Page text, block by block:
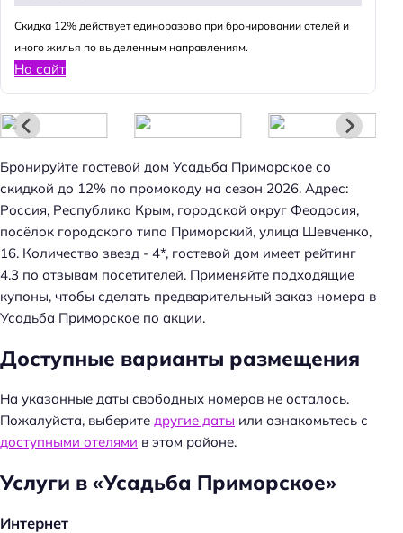
Cкидка 12% действует единоразово при бронировании отелей и
иного жилья по выделенным направлениям.
На сайт
Бронируйте гостевой дом Усадьба Приморское со
скидкой до 12% по промокоду на сезон 2026. Адрес:
Россия, Республика Крым, городской округ Феодосия,
посёлок городского типа Приморский, улица Шевченко,
16. Количество звезд - 4*, гостевой дом имеет рейтинг
4.3 по отзывам посетителей. Применяйте подходящие
купоны, чтобы сделать предварительный заказ номера в
Усадьба Приморское по акции.
Доступные варианты размещения
На указанные даты свободных номеров не осталось.
Пожалуйста, выберите другие даты или ознакомьтесь с
доступными отелями в этом районе.
Услуги в «Усадьба Приморское»
Интернет
Н
а
й
т
и
: